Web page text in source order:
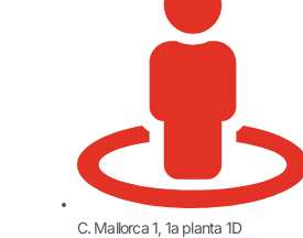
C. Mallorca 1, 1a planta 1D